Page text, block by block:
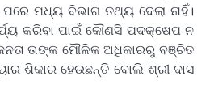
ମଧ୍ୟ ବିଭାଗ ତଥ୍ୟ ଦେଲା ନାହିଁ।
କରିବା ପାଇଁ କୌଣସି ପଦକ୍ଷେପ ନ
ତାଙ୍କ ମୌଳିକ ଅଧିକାରରୁ ବଞ୍ଚିତ
ଶିକାର ହେଉଛନ୍ତି ବୋଲି ଶ୍ରୀ ଦାସ